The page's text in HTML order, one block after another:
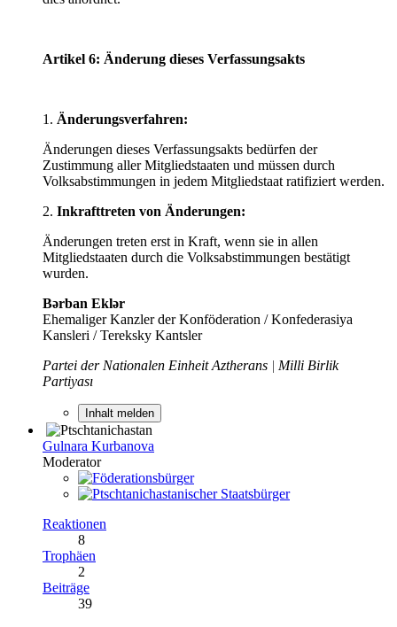
Artikel 6: Änderung dieses Verfassungsakts
1. Änderungsverfahren:
Änderungen dieses Verfassungsakts bedürfen der
Zustimmung aller Mitgliedstaaten und müssen durch
Volksabstimmungen in jedem Mitgliedstaat ratifiziert werden.
2. Inkrafttreten von Änderungen:
Änderungen treten erst in Kraft, wenn sie in allen
Mitgliedstaaten durch die Volksabstimmungen bestätigt
wurden.
Bərban Eklər
Ehemaliger Kanzler der Konföderation / Konfederasiya
Kansleri / Tereksky Kantsler
Partei der Nationalen Einheit Aztherans | Milli Birlik
Partiyası
Inhalt melden
Gulnara Kurbanova
Moderator
Reaktionen
8
Trophäen
2
Beiträge
39